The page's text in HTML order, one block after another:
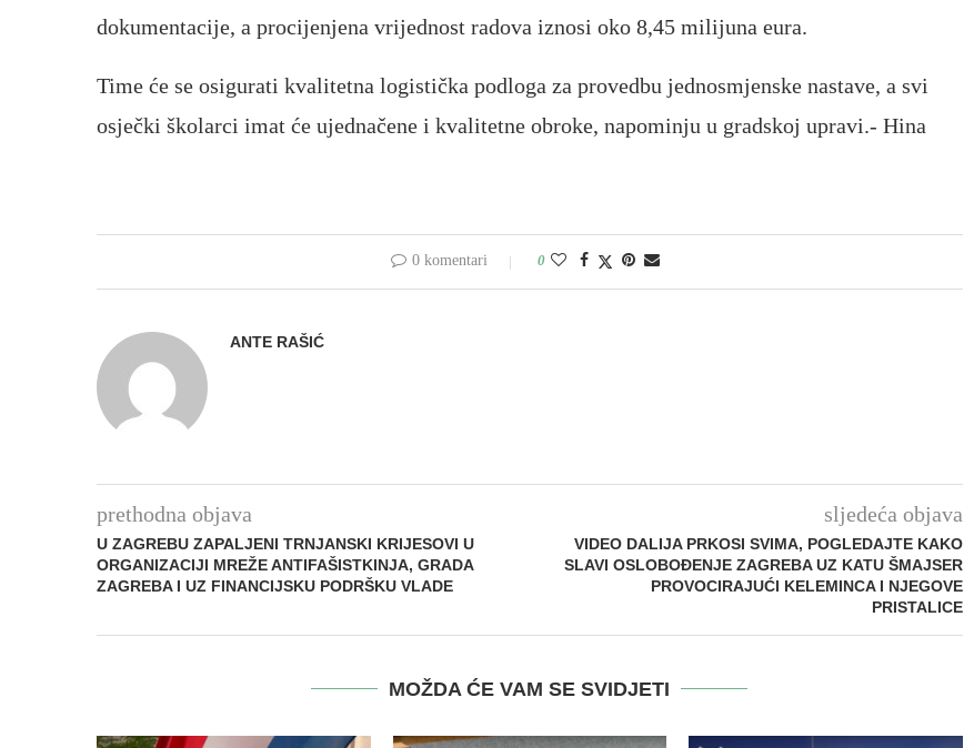
dokumentacije, a procijenjena vrijednost radova iznosi oko 8,45 milijuna eura.
Time će se osigurati kvalitetna logistička podloga za provedbu jednosmjenske nastave, a svi
osječki školarci imat će ujednačene i kvalitetne obroke, napominju u gradskoj upravi.- Hina
0 komentari 0
ANTE RAŠIĆ
prethodna objava
U ZAGREBU ZAPALJENI TRNJANSKI KRIJESOVI U
ORGANIZACIJI MREŽE ANTIFAŠISTKINJA, GRADA
ZAGREBA I UZ FINANCIJSKU PODRŠKU VLADE
sljedeća objava
VIDEO DALIJA PRKOSI SVIMA, POGLEDAJTE KAKO
SLAVI OSLOBOĐENJE ZAGREBA UZ KATU ŠMAJSER
PROVOCIRAJUĆI KELEMINCA I NJEGOVE
PRISTALICE
MOŽDA ĆE VAM SE SVIDJETI